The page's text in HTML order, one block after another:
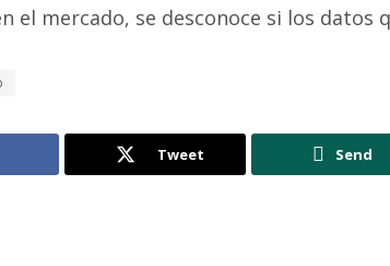
el mercado, se desconoce si los datos
Tweet Send